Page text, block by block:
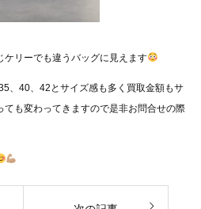
ケリーでも違うバッグに見えます
、40、42とサイズ感も多く買取金額もサ
ても変わってきますので是非お問合せの際